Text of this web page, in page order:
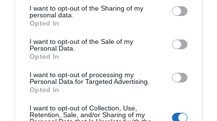
I want to opt-out of the Sharing of my
personal data.
Opted In
I want to opt-out of the Sale of my
Personal Data.
Opted In
I want to opt-out of processing my
Personal Data for Targeted Advertising.
Opted In
I want to opt-out of Collection, Use,
Retention, Sale, and/or Sharing of my
un nuevo récord
Eulogio López